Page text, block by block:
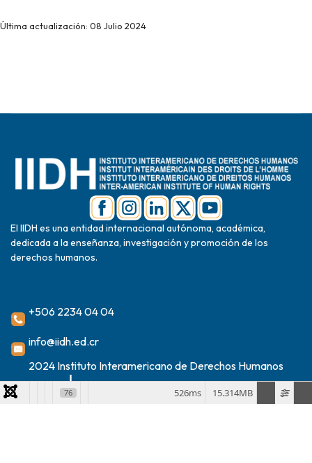
Última actualización: 08 Julio 2024
El IIDH es una entidad internacional autónoma, académica,
dedicada a la enseñanza, investigación y promoción de los
derechos humanos.
+506 2234 04 04
info@iidh.ed.cr
2024 Instituto Interamericano de Derechos Humanos
76 15.314MB
526ms